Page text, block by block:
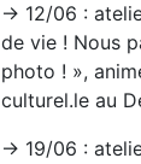
→ 12/06 :
de vie ! Nous
photo ! »,
culturel.le au
→ 19/06 :